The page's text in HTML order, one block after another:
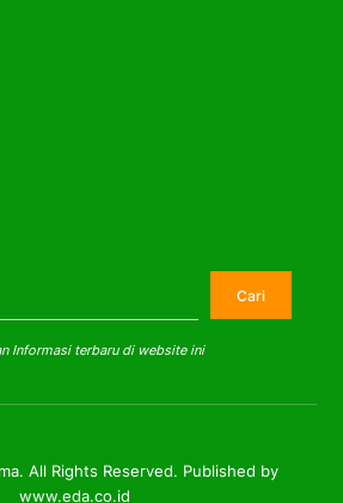
Cari
Informasi terbaru di website ini
All Rights Reserved. Published by
www.eda.co.id